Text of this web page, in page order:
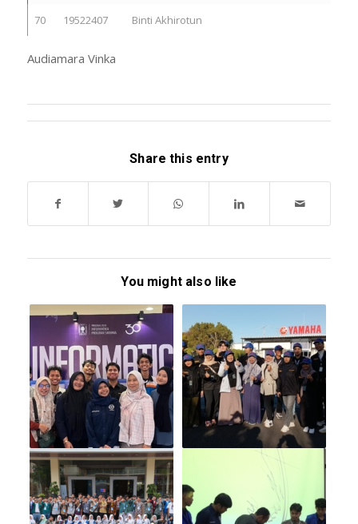
70 19522407 Binti Akhirotun
Audiamara Vinka
Share this entry
You might also like